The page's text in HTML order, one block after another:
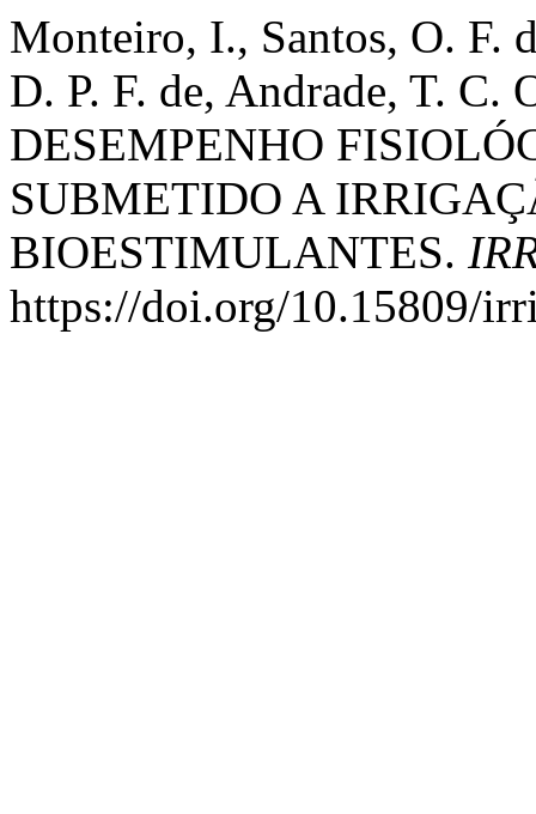
Monteiro, I., Santos, O. F.
D. P. F. de, Andrade, T. C.
DESEMPENHO
SUBMETIDO A
BIOESTIMULANTES.
https://doi.org/10.15809/